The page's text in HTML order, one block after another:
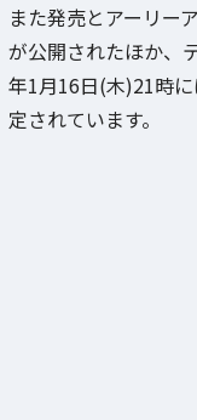
また発売とアーリー
が公開されたほか、
年1月16日(木)21時
定されています。